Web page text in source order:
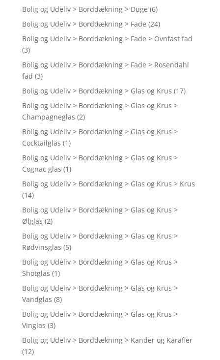
Bolig og Udeliv > Borddækning > Duge (6)
Bolig og Udeliv > Borddækning > Fade (24)
Bolig og Udeliv > Borddækning > Fade > Ovnfast fad
(3)
Bolig og Udeliv > Borddækning > Fade > Rosendahl
fad (3)
Bolig og Udeliv > Borddækning > Glas og Krus (17)
Bolig og Udeliv > Borddækning > Glas og Krus >
Champagneglas (2)
Bolig og Udeliv > Borddækning > Glas og Krus >
Cocktailglas (1)
Bolig og Udeliv > Borddækning > Glas og Krus >
Cognac glas (1)
Bolig og Udeliv > Borddækning > Glas og Krus > Krus
(14)
Bolig og Udeliv > Borddækning > Glas og Krus >
Ølglas (2)
Bolig og Udeliv > Borddækning > Glas og Krus >
Rødvinsglas (5)
Bolig og Udeliv > Borddækning > Glas og Krus >
Shotglas (1)
Bolig og Udeliv > Borddækning > Glas og Krus >
Vandglas (8)
Bolig og Udeliv > Borddækning > Glas og Krus >
Vinglas (3)
Bolig og Udeliv > Borddækning > Kander og Karafler
(12)